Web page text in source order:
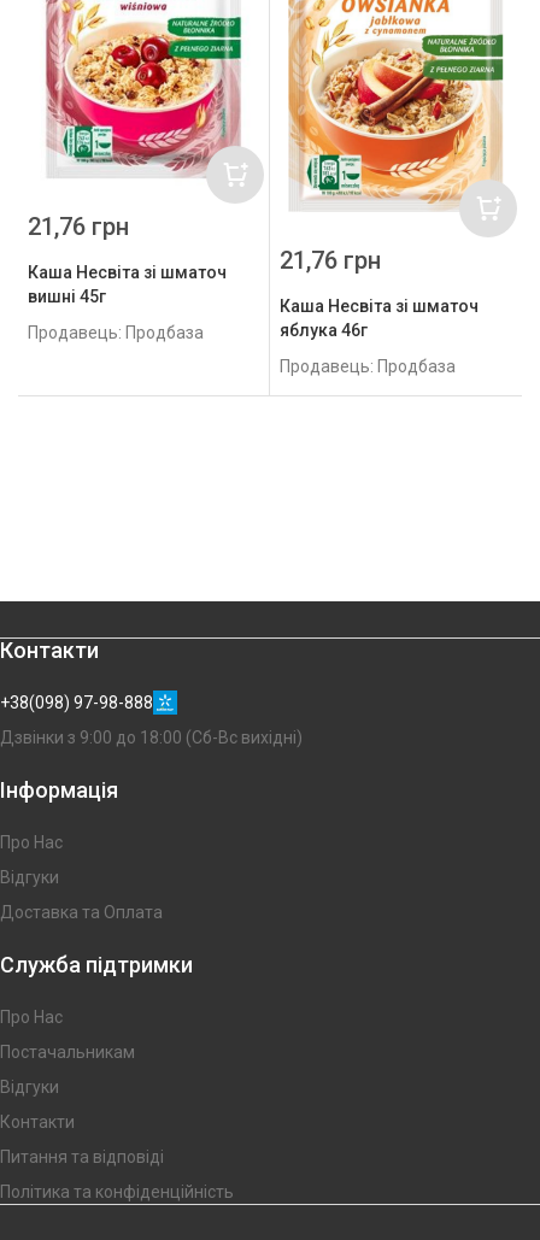
Каша Несвіта зі шматоч
вишні 45г
Продавець: Продбаза
21,76 грн
Каша Несвіта зі шматоч
яблука 46г
Продавець: Продбаза
21,76 грн
Контакти
+38(098) 97-98-888
Дзвінки з 9:00 до 18:00 (Сб-Вс вихідні)
Інформація
Про Нас
Відгуки
Доставка та Оплата
Служба підтримки
Про Нас
Постачальникам
Відгуки
Контакти
Питання та відповіді
Політика та конфіденційність